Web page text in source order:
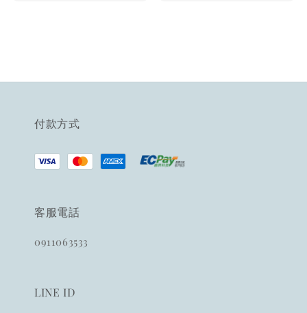
付款方式
客服電話
0911063533
LINE ID